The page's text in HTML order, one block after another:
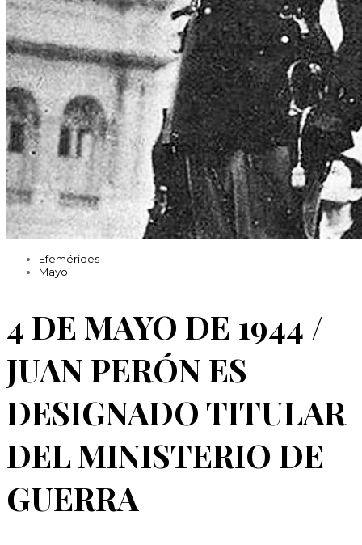
Efemérides
Mayo
4 DE MAYO DE 1944 /
JUAN PERÓN ES
DESIGNADO TITULAR
DEL MINISTERIO DE
GUERRA